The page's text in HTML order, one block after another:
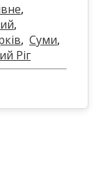
,
,
, Суми,
Ріг